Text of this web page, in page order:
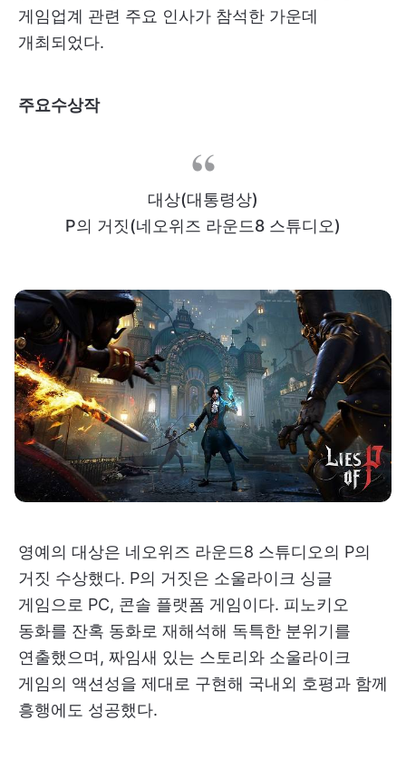
게임업계 관련 주요 인사가 참석한 가운데
개최되었다.
주요수상작
대상(대통령상)
P의 거짓(네오위즈 라운드8 스튜디오)
영예의 대상은 네오위즈 라운드8 스튜디오의 P의
거짓 수상했다. P의 거짓은 소울라이크 싱글
게임으로 PC, 콘솔 플랫폼 게임이다. 피노키오
동화를 잔혹 동화로 재해석해 독특한 분위기를
연출했으며, 짜임새 있는 스토리와 소울라이크
게임의 액션성을 제대로 구현해 국내외 호평과 함께
흥행에도 성공했다.